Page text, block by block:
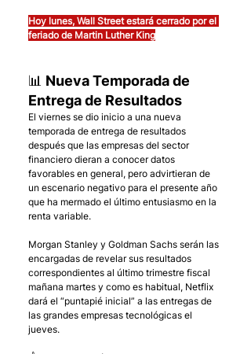
Hoy lunes, Wall Street estará cerrado por el
feriado de Martin Luther King
📊 Nueva Temporada de
Entrega de Resultados
El viernes se dio inicio a una nueva
temporada de entrega de resultados
después que las empresas del sector
financiero dieran a conocer datos
favorables en general, pero advirtieran de
un escenario negativo para el presente año
que ha mermado el último entusiasmo en la
renta variable.
Morgan Stanley y Goldman Sachs serán las
encargadas de revelar sus resultados
correspondientes al último trimestre fiscal
mañana martes y como es habitual, Netflix
dará el “puntapié inicial” a las entregas de
las grandes empresas tecnológicas el
jueves.